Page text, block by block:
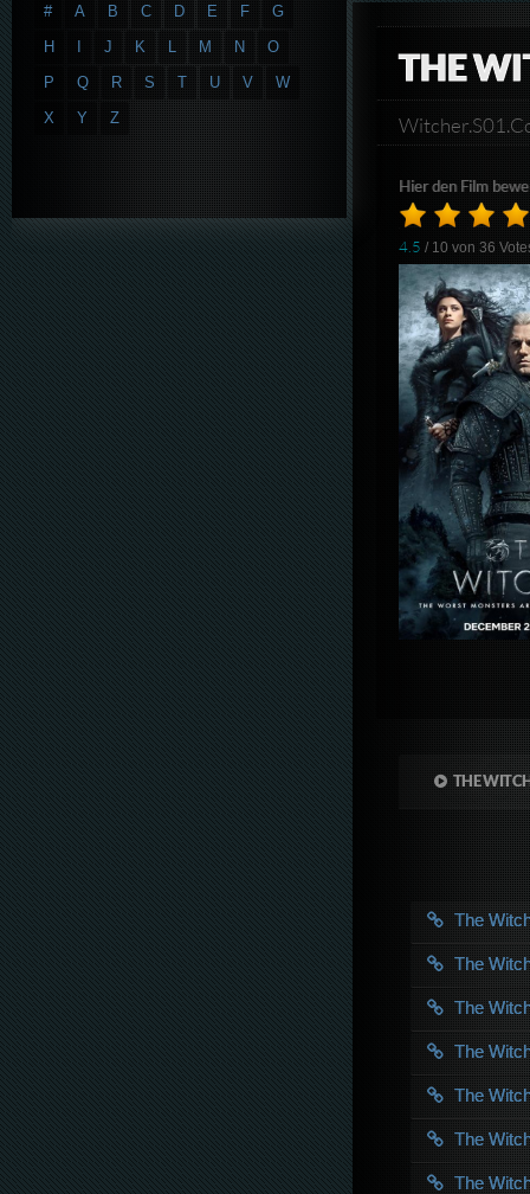
THE
Hier den Film
4.5 / 10 von36
THE
The
The
The
The
The
The
The
# A B C D E F
G
H
I J K L M N
O
P
Q R S T U V
W
X
Y Z